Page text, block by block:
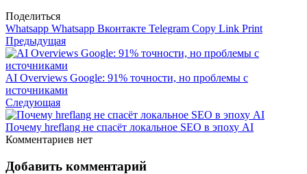
Поделиться
Whatsapp Whatsapp Вконтакте Telegram Copy Link Print
Предыдущая
AI Overviews Google: 91% точности, но проблемы с
источниками
Следующая
Почему hreflang не спасёт локальное SEO в эпоху AI
Комментариев нет
Добавить комментарий